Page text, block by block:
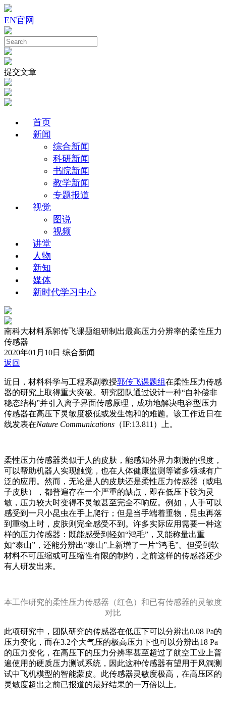
EN官网
提交文章
首页
新闻
综合新闻
科研新闻
书院新闻
教学新闻
专题报道
视觉
图说
视频
讲堂
人物
新知
媒体
新时代学习中心
南科大材料系郭传飞课题组研制出最高压力分辨率的柔性压力
传感器
2020年01月10日 综合新闻
返回
近日，材料科学与工程系副教授郭传飞课题组在柔性压力传感
器的研究上取得重大突破。研究团队通过设计一种“自补偿非
稳态结构”并引入离子界面传感原理，成功地解决电容型压力
传感器在高压下灵敏度极低或发生饱和的难题。该工作近日在
线发表在Nature Communications （IF:13.811）上。
柔性压力传感器类似于人的皮肤，能感知外界力刺激的强度，
可以帮助机器人实现触觉，也在人体健康监测等诸多领域有广
泛的应用。然而，无论是人的皮肤还是柔性压力传感器（或电
子皮肤），都普遍存在一个严重的缺点，即在低压下较为灵
敏，压力较大时变得不灵敏甚至完全不响应。例如，人手可以
感受到一只小昆虫在手上爬行；但是当手端着重物，昆虫再落
到重物上时，皮肤则完全感受不到。许多实际应用需要一种这
样的压力传感器：既能感受到轻如“鸿毛”，又能称量出重
如“泰山”，还能分辨出“泰山”上新增了一片“鸿毛”。但受到软
材料不可压缩或可压缩性有限的制约，之前这样的传感器还少
有人研发出来。
本工作研究的柔性压力传感器（红色）和已有传感器的灵敏度
对比
此项研究中，团队研究的传感器在低压下可以分辨出0.08 Pa的
压力变化，而在3.2个大气压的极高压力下也可以分辨出18 Pa
的压力变化，在高压下的压力分辨率甚至超过了航空工业上普
遍使用的硬质压力测试系统，因此这种传感器有望用于风洞测
试中飞机模型的智能蒙皮。此传感器灵敏度极高，在高压区的
灵敏度超出之前已报道的最好结果的一万倍以上。